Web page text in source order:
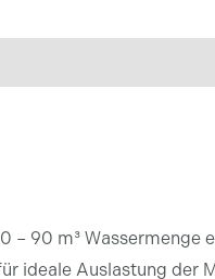
90 m³
ideale Auslastung der